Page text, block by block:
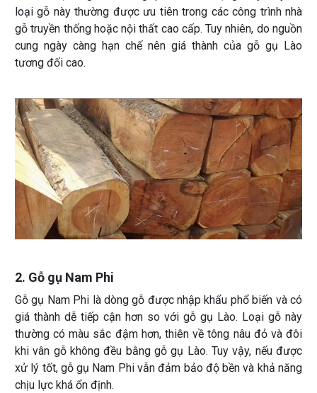
loại gỗ này thường được ưu tiên trong các công trình nhà
gỗ truyền thống hoặc nội thất cao cấp. Tuy nhiên, do nguồn
cung ngày càng hạn chế nên giá thành của gỗ gụ Lào
tương đối cao.
2. Gỗ gụ Nam Phi
Gỗ gụ Nam Phi là dòng gỗ được nhập khẩu phổ biến và có
giá thành dễ tiếp cận hơn so với gỗ gụ Lào. Loại gỗ này
thường có màu sắc đậm hơn, thiên về tông nâu đỏ và đôi
khi vân gỗ không đều bằng gỗ gụ Lào. Tuy vậy, nếu được
xử lý tốt, gỗ gụ Nam Phi vẫn đảm bảo độ bền và khả năng
chịu lực khá ổn định.